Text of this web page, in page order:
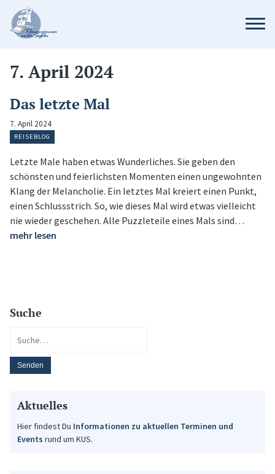
7. April 2024
Das letzte Mal
7. April 2024
REISEBLOG
Letzte Male haben etwas Wunderliches. Sie geben den
schönsten und feierlichsten Momenten einen ungewohnten
Klang der Melancholie. Ein letztes Mal kreiert einen Punkt,
einen Schlussstrich. So, wie dieses Mal wird etwas vielleicht
nie wieder geschehen. Alle Puzzleteile eines Mals sind…
mehr lesen
Suche
Aktuelles
Hier findest Du Informationen zu aktuellen Terminen und
Events rund um KUS.